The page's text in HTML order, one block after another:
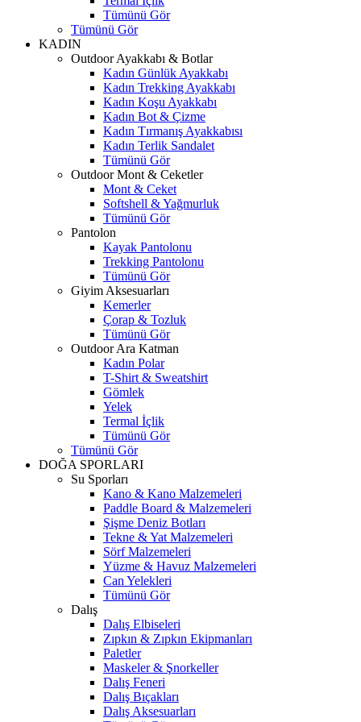
Tümünü Gör
Tümünü Gör
KADIN
Outdoor Ayakkabı & Botlar
Kadın Günlük Ayakkabı
Kadın Trekking Ayakkabı
Kadın Koşu Ayakkabı
Kadın Bot & Çizme
Kadın Tırmanış Ayakkabısı
Kadın Terlik Sandalet
Tümünü Gör
Outdoor Mont & Ceketler
Mont & Ceket
Softshell & Yağmurluk
Tümünü Gör
Pantolon
Kayak Pantolonu
Trekking Pantolonu
Tümünü Gör
Giyim Aksesuarları
Kemerler
Çorap & Tozluk
Tümünü Gör
Outdoor Ara Katman
Kadın Polar
T-Shirt & Sweatshirt
Gömlek
Yelek
Termal İçlik
Tümünü Gör
Tümünü Gör
DOĞA SPORLARI
Su Sporları
Kano & Kano Malzemeleri
Paddle Board & Malzemeleri
Şişme Deniz Botları
Tekne & Yat Malzemeleri
Sörf Malzemeleri
Yüzme & Havuz Malzemeleri
Can Yelekleri
Tümünü Gör
Dalış
Dalış Elbiseleri
Zıpkın & Zıpkın Ekipmanları
Paletler
Maskeler & Şnorkeller
Dalış Feneri
Dalış Bıçakları
Dalış Aksesuarları